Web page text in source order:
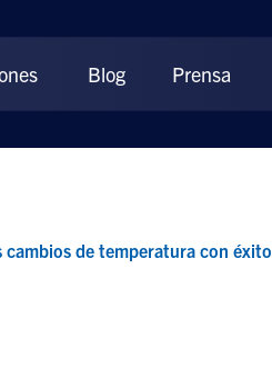
Blog Prensa
cambios de temperatura con éxito